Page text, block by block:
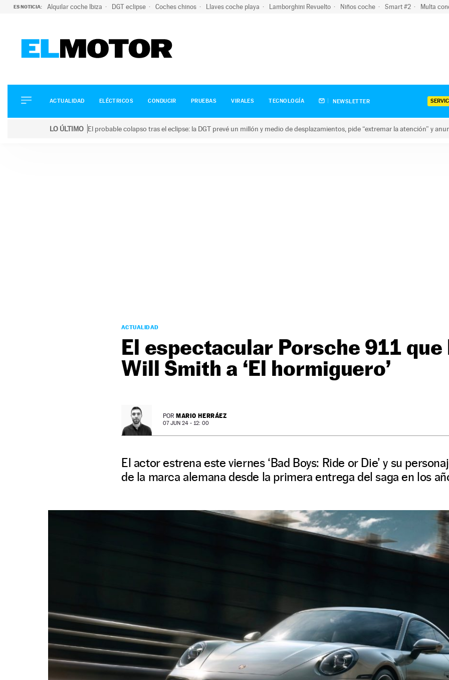
ES NOTICIA: Alquilar coche Ibiza DGT eclipse Coches chinos Llaves coche playa Lamborghini Revuelto Niños coche Smart #2 Multa
ELÉCTRICOS
CONDUCIR
ACTUALIDAD ELÉCTRICOS CONDUCIR PRUEBAS VIRALES TECNOLOGÍA NEWSLETTER
LO ÚLTIMO El probable colapso tras el eclipse: la DGT prevé un millón y medio de desplazamientos, pide “extremar la atención” y
ACTUALIDAD
El espectacular Porsche 911 que
Will Smith a ‘El hormiguero’
POR MARIO HERRÁEZ
07 JUN 24 - 12: 00
El actor estrena este viernes ‘Bad Boys: Ride or Die’ y su
de la marca alemana desde la primera entrega del saga en los